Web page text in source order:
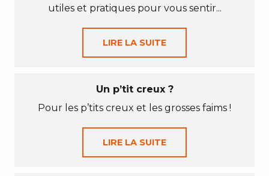
utiles et pratiques pour vous sentir...
LIRE LA SUITE
Un p’tit creux ?
Pour les p’tits creux et les grosses faims !
LIRE LA SUITE